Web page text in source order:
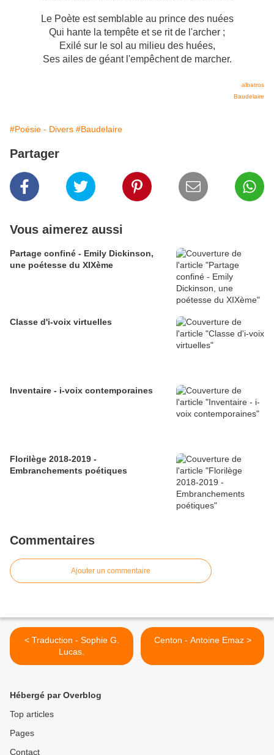
Le Poète est semblable au prince des nuées
Qui hante la tempête et se rit de l'archer ;
Exilé sur le sol au milieu des huées,
Ses ailes de géant l'empêchent de marcher.
albatros
Baudelaire
#Poésie - Divers #Baudelaire
Partager
Vous aimerez aussi
Partage confiné - Emily Dickinson,
une poétesse du XIXème
Classe d'i-voix virtuelles
Inventaire - i-voix contemporaines
Florilège 2018-2019 -
Embranchements poétiques
Commentaires
Ajouter un commentaire
< Traduction - Sophie G.
Lucas.
Centon - Antoine Emaz >
Hébergé par Overblog
Top articles
Pages
Contact